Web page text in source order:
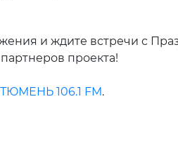
и ждите встречи с
проекта!
106.1 FM.